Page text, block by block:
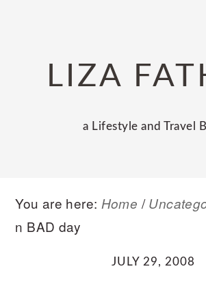
navigationLIZA
a Lifestyle and Travel
You are here: Home /
n BAD day
JULY 29, 2008